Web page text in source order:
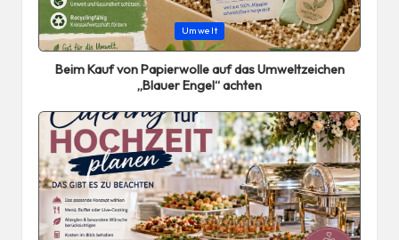
Posted
in
Umwelt
Beim Kauf von Papierwolle auf das Umweltzeichen
„Blauer Engel“ achten